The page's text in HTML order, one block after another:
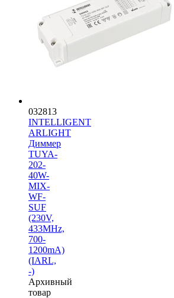
032813
INTELLIGENT
ARLIGHT
Диммер
TUYA-
202-
40W-
MIX-
WF-
SUF
(230V,
433MHz,
700-
1200mA)
(IARL,
-)
Архивный
товар